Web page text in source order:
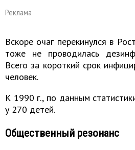
Реклама
Вскоре очаг перекинулся в
тоже не проводилась
Всего за короткий срок
человек.
К 1990 г., по данным
у 270 детей.
Общественный резонанс